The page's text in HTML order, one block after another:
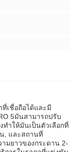
ที่เชื่อถือได้และมี
5มันสามารถปรับ
ทําให้มันเป็นตัวเลือกที่
, และสถานที่
มยาวของกระดาน 2-